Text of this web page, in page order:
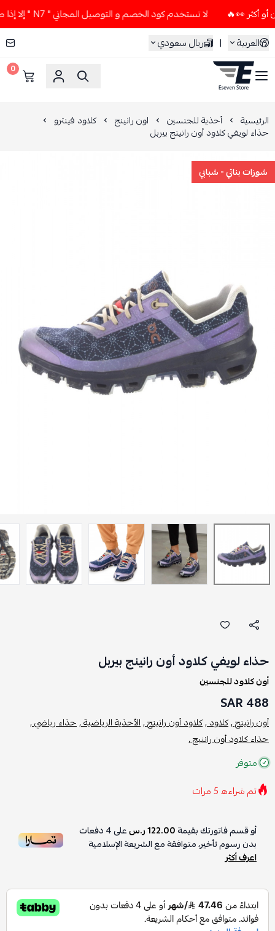
لا تستخدم كود الخصم و التوصيل المجاني " N7 " إلا إذا طلبت قطعتين أو أكثر 👀🔥
العربية
| ريال سعودي
ESEVEN STORE
0
الرئيسية أحذية للجنسين اون رانينج كلاود فينترو
حذاء لويفي كلاود أون رانينج بيربل
شوزات بناتي - شبابي
حذاء لويفي كلاود أون رانينج بيربل
أون كلاود للجنسين
488 SAR
أون رانينج ,كلاود ,كلاود أون رانينج ,الأحذية الرياضية ,حذاء رياضي ,
حذاء كلاود أون راننيج ,
متوفر
تم شراءه5مرات
أو قسم فاتورتك بقيمة122.00 ر.س على4دفعات
بدون رسوم تأخير، متوافقة مع الشريعة الإسلامية
اعرف أكثر